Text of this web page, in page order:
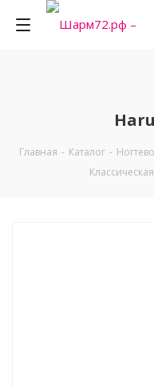
Главная - Каталог -